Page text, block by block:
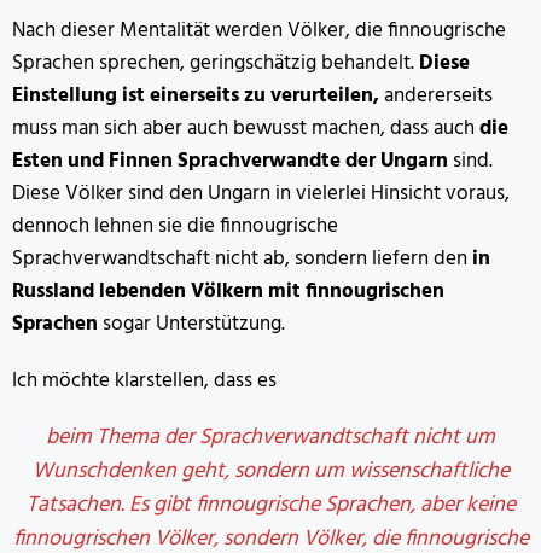
Nach dieser Mentalität werden Völker, die finnougrische
Sprachen sprechen, geringschätzig behandelt.Diese
Einstellung ist einerseits zu verurteilen,andererseits
muss man sich aber auch bewusst machen, dass auchdie
Esten und Finnen Sprachverwandte der Ungarn sind.
Diese Völker sind den Ungarn in vielerlei Hinsicht voraus,
dennoch lehnen sie die finnougrische
Sprachverwandtschaft nicht ab, sondern liefern den in
Russland lebenden Völkern mit finnougrischen
Sprachen sogar Unterstützung.
Ich möchte klarstellen, dass es
beim Thema der Sprachverwandtschaft nicht um
Wunschdenken geht, sondern um wissenschaftliche
Tatsachen. Es gibt finnougrische Sprachen, aber keine
finnougrischen Völker, sondern Völker, die finnougrische